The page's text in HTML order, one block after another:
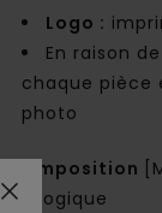
Logo :
En raison
chaque pièce
photo
Composition
biologique